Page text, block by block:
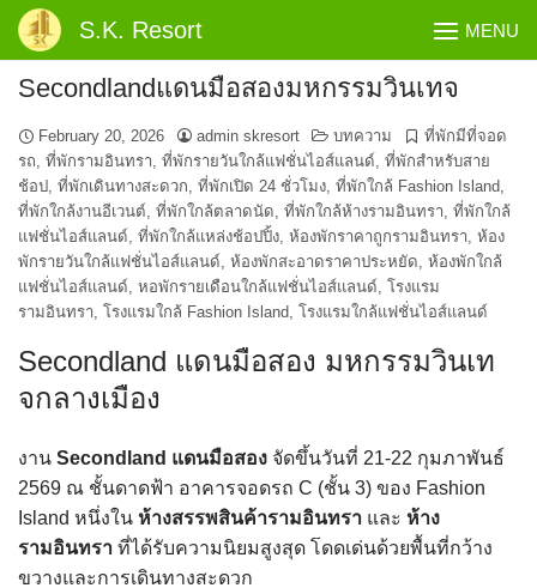
Skip
S.K. Resort MENU
Secondlandแดนมือสองมหกรรมวินเทจ
February 20, 2026 admin skresort บทความ
ที่พักมีที่จอด
รถ, ที่พักรามอินทรา, ที่พักรายวันใกล้แฟชั่นไอส์แลนด์, ที่พักสำหรับสาย
ช้อป, ที่พักเดินทางสะดวก, ที่พักเปิด 24 ชั่วโมง, ที่พักใกล้ Fashion Island,
ที่พักใกล้งานอีเวนต์, ที่พักใกล้ตลาดนัด, ที่พักใกล้ห้างรามอินทรา, ที่พักใกล้
แฟชั่นไอส์แลนด์, ที่พักใกล้แหล่งช้อปปิ้ง, ห้องพักราคาถูกรามอินทรา, ห้อง
พักรายวันใกล้แฟชั่นไอส์แลนด์, ห้องพักสะอาดราคาประหยัด, ห้องพักใกล้
แฟชั่นไอส์แลนด์, หอพักรายเดือนใกล้แฟชั่นไอส์แลนด์, โรงแรม
รามอินทรา, โรงแรมใกล้ Fashion Island, โรงแรมใกล้แฟชั่นไอส์แลนด์
Secondland แดนมือสอง มหกรรมวินเท
จกลางเมือง
งาน Secondland แดนมือสอง จัดขึ้นวันที่ 21-22 กุมภาพันธ์
2569 ณ ชั้นดาดฟ้า อาคารจอดรถ C (ชั้น 3) ของ Fashion
Island หนึ่งใน ห้างสรรพสินค้ารามอินทรา และ ห้าง
รามอินทรา ที่ได้รับความนิยมสูงสุด โดดเด่นด้วยพื้นที่กว้าง
ขวางและการเดินทางสะดวก